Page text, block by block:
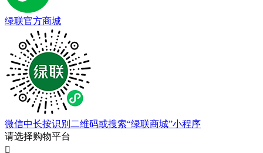
绿联官方商城
微信中长按识别二维码或搜索“绿联商城”小程序
请选择购物平台
